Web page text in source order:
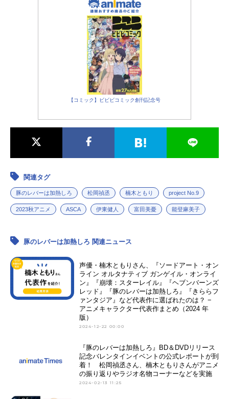
【コミック】ビビビコミック創刊記念号
関連タグ
豚のレバーは加熱しろ 松岡禎丞 楠木ともり project No.9
2023秋アニメ ASCA 伊東健人 富田美憂 能登麻美子
豚のレバーは加熱しろ 関連ニュース
声優・楠木ともりさん、『ソードアート・オン
ライン オルタナティブ ガンゲイル・オンライ
ン』『崩壊：スターレイル』『ヘブンバーンズ
レッド』『豚のレバーは加熱しろ』『きららフ
ァンタジア』など代表作に選ばれたのは？ −
アニメキャラクター代表作まとめ（2024 年
版）
2024-12-22 00:00
『豚のレバーは加熱しろ』BD＆DVDリリース
記念バレンタインイベントの公式レポートが到
着！ 松岡禎丞さん、楠木ともりさんがアニメ
の振り返りやラジオ名物コーナーなどを実施
2024-02-13 11:25